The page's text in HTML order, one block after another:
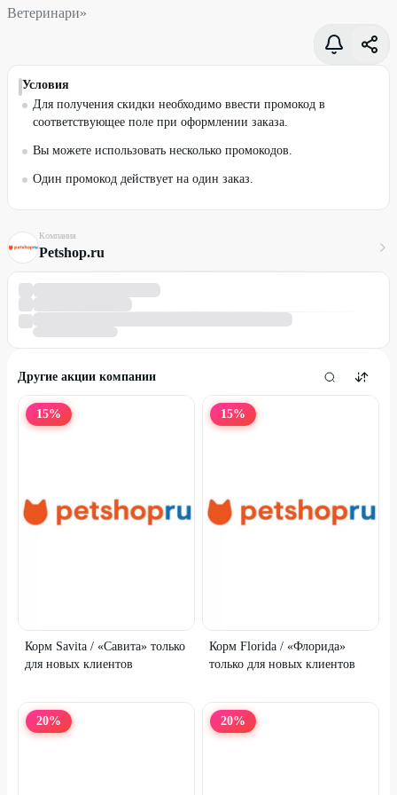
Ветеринари»
Условия
Для получения скидки необходимо ввести промокод в
соответствующее поле при оформлении заказа.
Вы можете использовать несколько промокодов.
Один промокод действует на один заказ.
Компания
Petshop.ru
Другие акции компании
15%
Корм Savita / «Савита» только
для новых клиентов
15%
Корм Florida / «Флорида»
только для новых клиентов
20% 20%